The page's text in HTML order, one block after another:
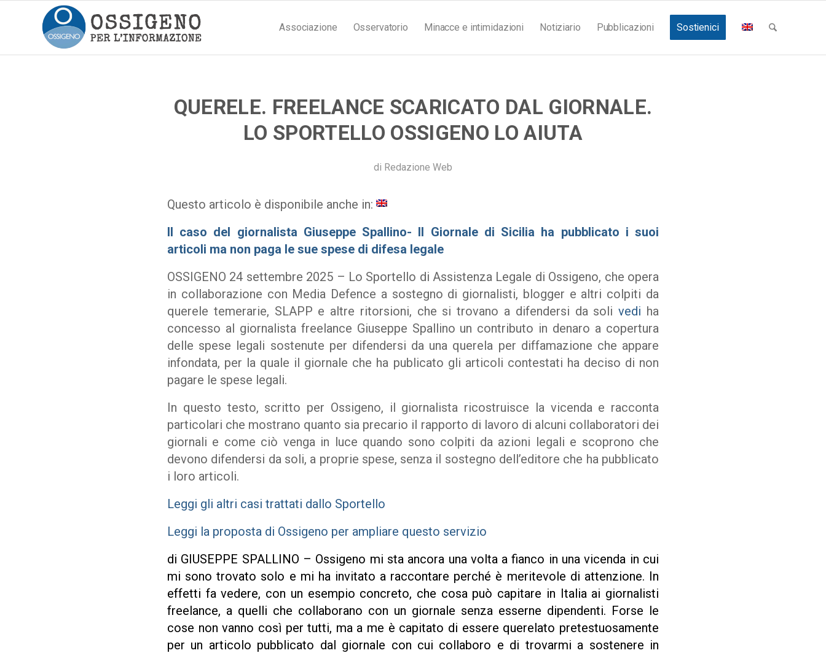
Associazione Osservatorio Minacce e intimidazioni Notiziario Pubblicazioni Sostienici
QUERELE. FREELANCE SCARICATO DAL GIORNALE.
LO SPORTELLO OSSIGENO LO AIUTA
di Redazione Web
Questo articolo è disponibile anche in:
Il caso del giornalista Giuseppe Spallino- Il Giornale di Sicilia ha pubblicato i suoi
articoli ma non paga le sue spese di difesa legale
OSSIGENO 24 settembre 2025 – Lo Sportello di Assistenza Legale di Ossigeno, che opera
in collaborazione con Media Defence a sostegno di giornalisti, blogger e altri colpiti da
querele temerarie, SLAPP e altre ritorsioni, che si trovano a difendersi da solivedi ha
concesso al giornalista freelance Giuseppe Spallino un contributo in denaro a copertura
delle spese legali sostenute per difendersi da una querela per diffamazione che appare
infondata, per la quale il giornale che ha publicato gli articoli contestati ha deciso di non
pagare le spese legali.
In questo testo, scritto per Ossigeno, il giornalista ricostruisce la vicenda e racconta
particolari che mostrano quanto sia precario il rapporto di lavoro di alcuni collaboratori dei
giornali e come ciò venga in luce quando sono colpiti da azioni legali e scoprono che
devono difendersi da soli, a proprie spese, senza il sostegno dell’editore che ha pubblicato
i loro articoli.
Leggi gli altri casi trattati dallo Sportello
Leggi la proposta di Ossigeno per ampliare questo servizio
di GIUSEPPE SPALLINO – Ossigeno mi sta ancora una volta a fianco in una vicenda in cui
mi sono trovato solo e mi ha invitato a raccontare perché è meritevole di attenzione. In
effetti fa vedere, con un esempio concreto, che cosa può capitare in Italia ai giornalisti
freelance, a quelli che collaborano con un giornale senza esserne dipendenti. Forse le
cose non vanno così per tutti, ma a me è capitato di essere querelato pretestuosamente
per un articolo pubblicato dal giornale con cui collaboro e di trovarmi a sostenere in